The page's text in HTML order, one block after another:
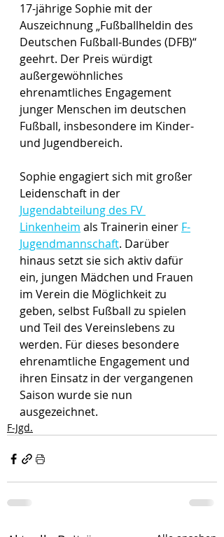
17-jährige Sophie mit der
Auszeichnung „Fußballheldin des
Deutschen Fußball-Bundes (DFB)“
geehrt. Der Preis würdigt
außergewöhnliches
ehrenamtliches Engagement
junger Menschen im deutschen
Fußball, insbesondere im Kinder-
und Jugendbereich.
Sophie engagiert sich mit großer
Leidenschaft in der
Jugendabteilung des FV
Linkenheim als Trainerin einer F-
Jugendmannschaft. Darüber
hinaus setzt sie sich aktiv dafür
ein, jungen Mädchen und Frauen
im Verein die Möglichkeit zu
geben, selbst Fußball zu spielen
und Teil des Vereinslebens zu
werden. Für dieses besondere
ehrenamtliche Engagement und
ihren Einsatz in der vergangenen
Saison wurde sie nun
ausgezeichnet.
F-Jgd.